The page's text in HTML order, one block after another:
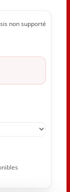
non supporté